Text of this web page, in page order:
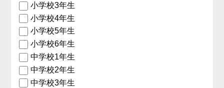
小学校3年生
小学校4年生
小学校5年生
小学校6年生
中学校1年生
中学校2年生
中学校3年生